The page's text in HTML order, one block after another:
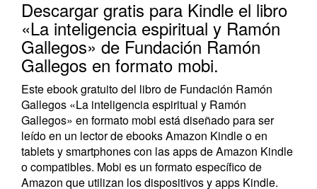
Descargar gratis para Kindle el libro
«La inteligencia espiritual y Ramón
Gallegos» de Fundación Ramón
Gallegos en formato mobi.
Este ebook gratuito del libro de Fundación Ramón
Gallegos «La inteligencia espiritual y Ramón
Gallegos» en formato mobi está diseñado para ser
leído en un lector de ebooks Amazon Kindle o en
tablets y smartphones con las apps de Amazon Kindle
o compatibles. Mobi es un formato específico de
Amazon que utilizan los dispositivos y apps Kindle.